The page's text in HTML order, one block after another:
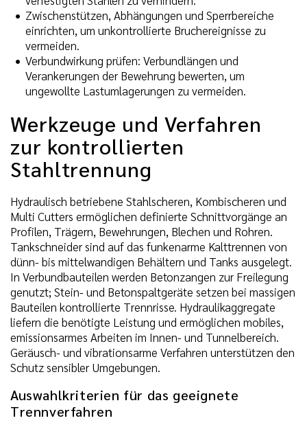
Zwischenstützen, Abhängungen und Sperrbereiche
einrichten, um unkontrollierte Bruchereignisse zu
vermeiden.
Verbundwirkung prüfen: Verbundlängen und
Verankerungen der Bewehrung bewerten, um
ungewollte Lastumlagerungen zu vermeiden.
Werkzeuge und Verfahren
zur kontrollierten
Stahltrennung
Hydraulisch betriebene Stahlscheren, Kombischeren und
Multi Cutters ermöglichen definierte Schnittvorgänge an
Profilen, Trägern, Bewehrungen, Blechen und Rohren.
Tankschneider sind auf das funkenarme Kalttrennen von
dünn- bis mittelwandigen Behältern und Tanks ausgelegt.
In Verbundbauteilen werden Betonzangen zur Freilegung
genutzt; Stein- und Betonspaltgeräte setzen bei massigen
Bauteilen kontrollierte Trennrisse. Hydraulikaggregate
liefern die benötigte Leistung und ermöglichen mobiles,
emissionsarmes Arbeiten im Innen- und Tunnelbereich.
Geräusch- und vibrationsarme Verfahren unterstützen den
Schutz sensibler Umgebungen.
Auswahlkriterien für das geeignete
Trennverfahren